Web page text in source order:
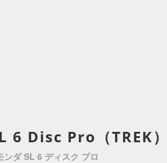
6 Disc Pro（TREK）
ンダ SL 6 ディスク プロ